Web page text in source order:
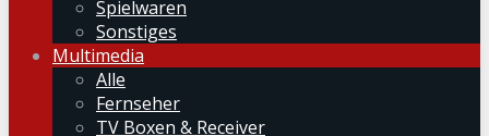
Spielwaren
Sonstiges
Multimedia
Alle
Fernseher
TV Boxen & Receiver